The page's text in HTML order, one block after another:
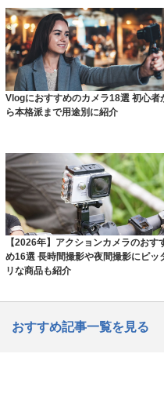
Vlogにおすすめのカメラ18選 初心者
ら本格派まで用途別に紹介
【2026年】アクションカメラのおす
め16選 長時間撮影や夜間撮影にピッ
リな商品も紹介
おすすめ記事一覧を見る